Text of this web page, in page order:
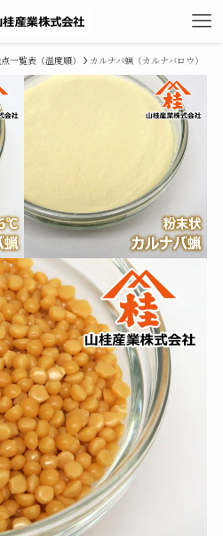
一覧表（温度順） カルナバ蝋（カルナバロウ）